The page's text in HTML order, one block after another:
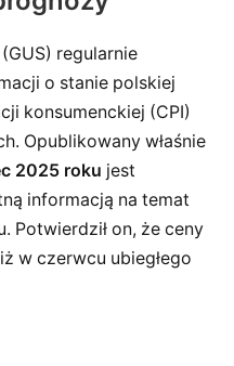
regularnie
o stanie polskiej
konsumenckiej (CPI)
Opublikowany właśnie
2025 roku jest
informacją na temat
Potwierdził on, że ceny
w czerwcu ubiegłego